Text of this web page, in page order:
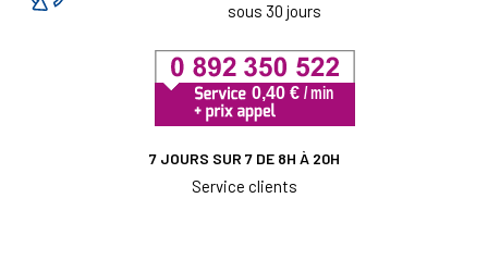
sous 30 jours
7 JOURS SUR 7 DE 8H À 20H
Service clients